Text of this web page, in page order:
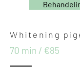
Whitening
70 min / €85